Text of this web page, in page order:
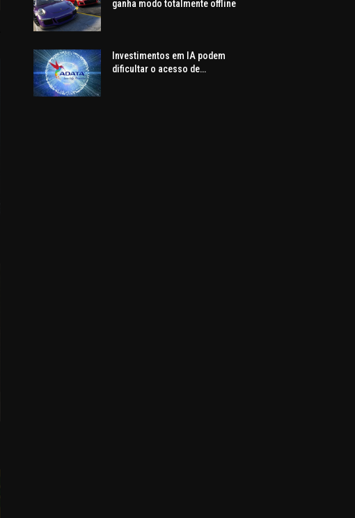
ganha modo totalmente offline
Investimentos em IA podem
dificultar o acesso de